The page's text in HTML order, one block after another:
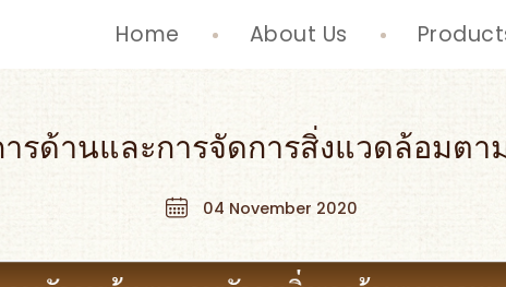
Home About Us
รด้านและการจัดการสิ่งแวดล้อมต
04 November 2020